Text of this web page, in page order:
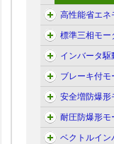
高性能省エネ
標準三相モー
インバータ駆
ブレーキ付モ
安全増防爆形
耐圧防爆形モ
ベクトルイン